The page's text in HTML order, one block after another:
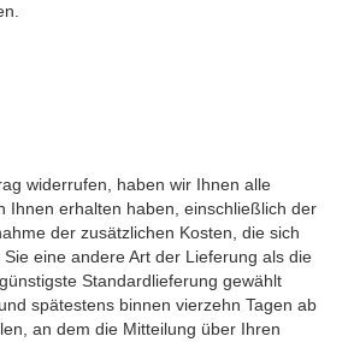
widerrufen, haben wir Ihnen alle
Ihnen erhalten haben, einschließlich der
der zusätzlichen Kosten, die sich
eine andere Art der Lieferung als die
Standardlieferung gewählt
spätestens binnen vierzehn Tagen ab
an dem die Mitteilung über Ihren